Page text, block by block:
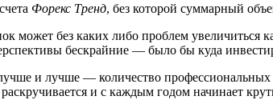
Форекс Тренд, без которой суммарный
без каких либо проблем увеличиться
бескрайние — было бы куда
и лучше — количество
и с каждым годом начинает